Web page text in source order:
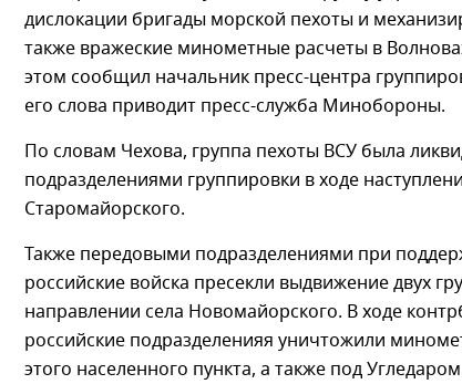
дислокации бригады морской пехоты и
также вражеские минометные расчеты в
этом сообщил начальник пресс-центра
его слова приводит пресс-служба Минобороны.
По словам Чехова, группа пехоты ВСУ была
подразделениями группировки в ходе
Старомайорского.
Также передовыми подразделениями при
российские войска пресекли выдвижение двух
направлении села Новомайорского. В ходе
российские подразделенияя уничтожили
этого населенного пункта, а также под